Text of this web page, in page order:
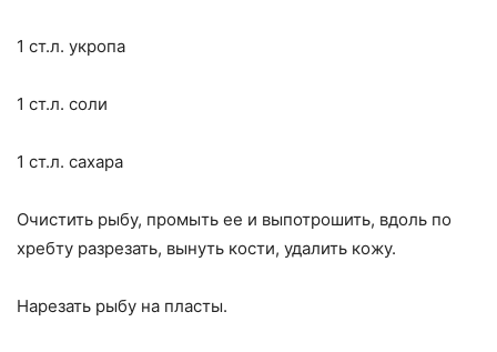
1 ст.л. укропа
1 ст.л. соли
1 ст.л. сахара
Очистить рыбу, промыть ее и выпотрошить, вдоль по
хребту разрезать, вынуть кости, удалить кожу.
Нарезать рыбу на пласты.